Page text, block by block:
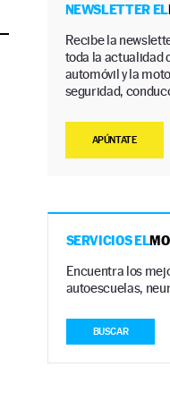
NEWSLETTER EL
Recibe la
toda la actualidad
automóvil y la
seguridad,
APÚNTATE
SERVICIOS EL
Encuentra los
autoescuelas,
BUSCAR